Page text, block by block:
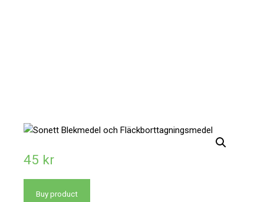
45 kr
Buy product